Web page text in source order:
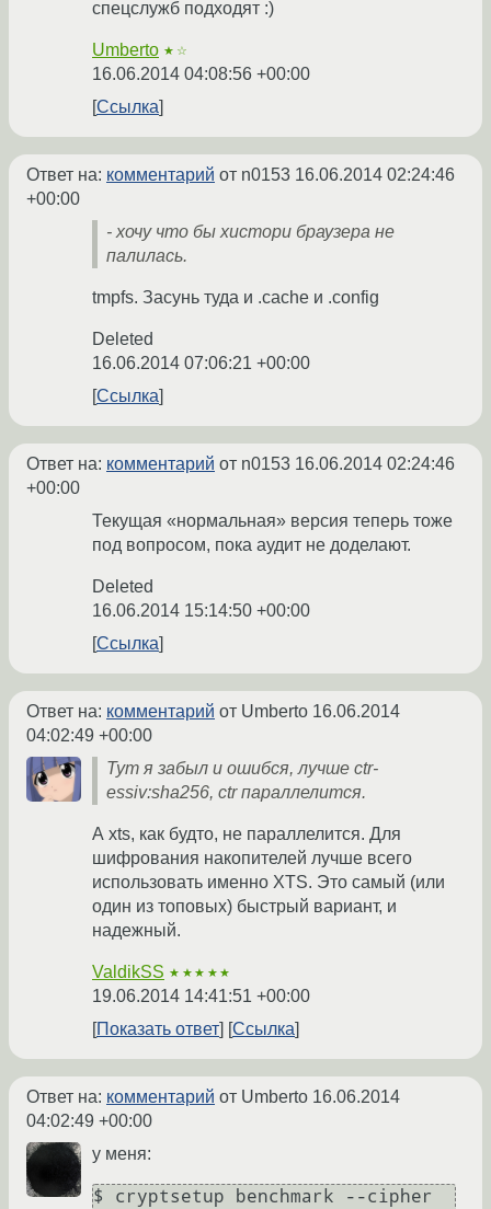
спецслужб подходят :)
Umberto ★☆
16.06.2014 04:08:56 +00:00
Ссылка
Ответ на: комментарий от n0153 16.06.2014 02:24:46
+00:00
- хочу что бы хистори браузера не
палилась.
tmpfs. Засунь туда и .cache и .config
Deleted
16.06.2014 07:06:21 +00:00
Ссылка
Ответ на: комментарий от n0153 16.06.2014 02:24:46
+00:00
Текущая «нормальная» версия теперь тоже
под вопросом, пока аудит не доделают.
Deleted
16.06.2014 15:14:50 +00:00
Ссылка
Ответ на: комментарий от Umberto 16.06.2014
04:02:49 +00:00
Тут я забыл и ошибся, лучше ctr-
essiv:sha256, ctr параллелится.
А xts, как будто, не параллелится. Для
шифрования накопителей лучше всего
использовать именно XTS. Это самый (или
один из топовых) быстрый вариант, и
надежный.
ValdikSS ★★★★★
19.06.2014 14:41:51 +00:00
Показать ответ
Ссылка
Ответ на: комментарий от Umberto 16.06.2014
04:02:49 +00:00
у меня:
$ cryptsetup benchmark --cipher